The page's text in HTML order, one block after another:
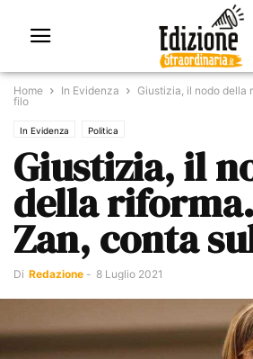
Home In Evidenza
Giustizia, il nodo della
filo
In Evidenza Politica
Giustizia, il
della
Zan, conta
Di Redazione - 8 Luglio 2021